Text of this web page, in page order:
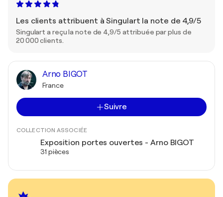
Les clients attribuent à Singulart la note de 4,9/5
Singulart a reçu la note de 4,9/5 attribuée par plus de
20 000 clients.
Arno BIGOT
France
Suivre
COLLECTION ASSOCIÉE
Exposition portes ouvertes - Arno BIGOT
31 pièces